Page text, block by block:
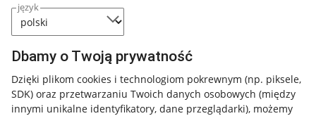
język
Dbamy o Twoją prywatność
Dzięki plikom cookies i technologiom pokrewnym (np. piksele,
SDK) oraz przetwarzaniu Twoich danych osobowych (między
innymi unikalne identyfikatory, dane przeglądarki), możemy